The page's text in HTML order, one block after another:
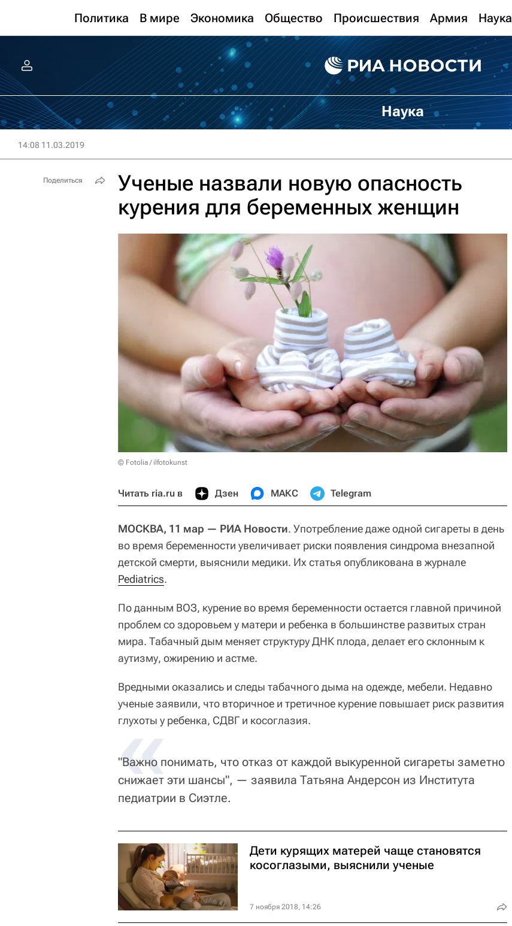
Политика В мире Экономика Общество Происшествия Армия Наука
Наука
14:08 11.03.2019
Ученые назвали новую опасность
курения для беременных женщин
© Fotolia / ilfotokunst
Читать ria.ru в Дзен МАКС Telegram
МОСКВА, 11 мар — РИА Новости. Употребление даже одной сигареты в день
во время беременности увеличивает риски появления синдрома внезапной
детской смерти, выяснили медики. Их статья опубликована в журнале
Pediatrics.
По данным ВОЗ, курение во время беременности остается главной причиной
проблем со здоровьем у матери и ребенка в большинстве развитых стран
мира. Табачный дым меняет структуру ДНК плода, делает его склонным к
аутизму, ожирению и астме.
Вредными оказались и следы табачного дыма на одежде, мебели. Недавно
ученые заявили, что вторичное и третичное курение повышает риск развития
глухоты у ребенка, СДВГ и косоглазия.
«
"Важно понимать, что отказ от каждой выкуренной сигареты заметно
снижает эти шансы", — заявила Татьяна Андерсон из Института
педиатрии в Сиэтле.
Дети курящих матерей чаще становятся
косоглазыми, выяснили ученые
7 ноября 2018, 14:26
Поделиться